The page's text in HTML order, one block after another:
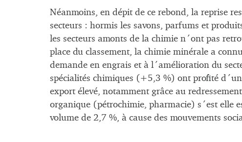
Néanmoins, en dépit de ce rebond, la reprise
secteurs : hormis les savons, parfums et
les secteurs amonts de la chimie n´ont pas
place du classement, la chimie minérale a
demande en engrais et à l´amélioration du
spécialités chimiques (+5,3 %) ont profité
export élevé, notamment grâce au
organique (pétrochimie, pharmacie) s´est elle
volume de 2,7 %, à cause des mouvements